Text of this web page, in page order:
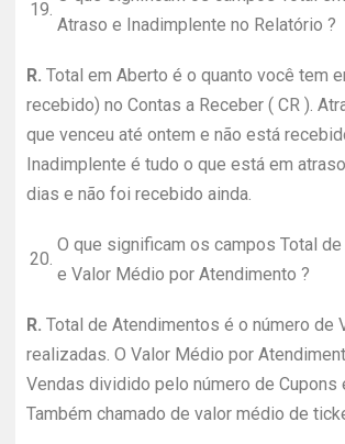
19.
Atraso e Inadimplente no Relatório ?
R. Total em Aberto é o quanto você tem
recebido) no Contas a Receber ( CR ).
que venceu até ontem e não está
Inadimplente é tudo o que está em
dias e não foi recebido ainda.
20.
O que significam os campos Total
e Valor Médio por Atendimento ?
R. Total de Atendimentos é o número de
realizadas. O Valor Médio por
Vendas dividido pelo número de Cupons
Também chamado de valor médio de